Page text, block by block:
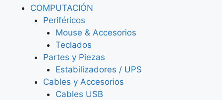
COMPUTACIÓN
Periféricos
Mouse & Accesorios
Teclados
Partes y Piezas
Estabilizadores / UPS
Cables y Accesorios
Cables USB